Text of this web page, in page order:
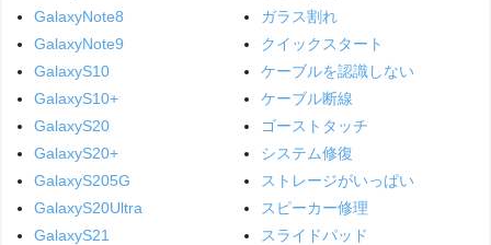
GalaxyNote8
GalaxyNote9
GalaxyS10
GalaxyS10+
GalaxyS20
GalaxyS20+
GalaxyS205G
GalaxyS20Ultra
GalaxyS21
ガラス割れ
クイックスタート
ケーブルを認識しない
ケーブル断線
ゴーストタッチ
システム修復
ストレージがいっぱい
スピーカー修理
スライドパッド